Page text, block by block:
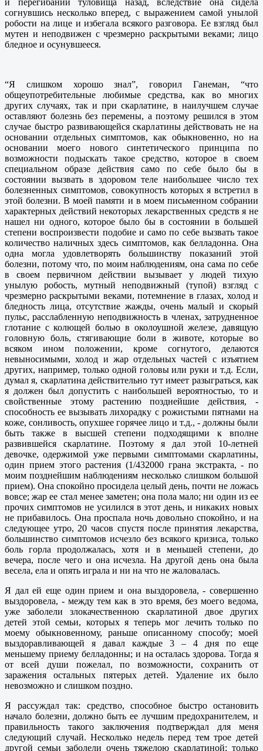
и перегибании туловища назад, вследствие она сидела
согнувшись несколько вперед, с выражением самой унылой
робости на лице и избегала всякого разговора. Ее взгляд был
мутен и неподвижен с чрезмерно раскрытыми веками; лицо
бледное и осунувшееся.
“Я слишком хорошо знал”, говорил Ганеман, “что
общеупотребительные любимые средства, как во многих
других случаях, так и при скарлатине, в наилучшем случае
оставляют болезнь без перемены, а поэтому решился в этом
случае быстро развивающейся скарлатины действовать не на
основании отдельных симптомов, как обыкновенно, но на
основании моего нового синтетического принципа по
возможности подыскать такое средство, которое в своем
специальном образе действия само по себе было бы в
состоянии вызвать в здоровом теле наибольшее число тех
болезненных симптомов, совокупность которых я встретил в
этой болезни. В моей памяти и в моем письменном собрании
характерных действий некоторых лекарственных средств я не
нашел ни одного, которое было бы в состоянии в большей
степени воспроизвести подобие и само по себе вызвать такое
количество наличных здесь симптомов, как белладонна. Она
одна могла удовлетворять большинству показаний этой
болезни, потому что, по моим наблюдениям, она сама по себе
в своем первичном действии вызывает у людей тихую
унылую робость, мутный неподвижный (тупой) взгляд с
чрезмерно раскрытыми веками, потемнение в глазах, холод и
бледность лица, отсутствие жажды, очень малый и скорый
пульс, расслабленную неподвижность в членах, затрудненное
глотание с колющей болью в околоушной железе, давящую
головную боль, стягивающие боли в животе, которые во
всяком ином положении, кроме согнутого, делаются
невыносимыми, холод и жар отдельных частей с изъятием
других, например, только одной головы или руки и т.д. Если,
думал я, скарлатина действительно тут имеет разыграться, как
я должен был допустить с наибольшей вероятностью, то и
свойственные этому растению позднейшие действия, -
способность ее вызывать лихорадку с рожистыми пятнами на
коже, сонливость, опухшее горячее лицо и т.д., - должны были
быть также в высшей степени подходящими к вполне
развившейся скарлатине. Поэтому я дал этой 10-летней
девочке, одержимой уже первыми симптомами скарлатины,
один прием этого растения (1/432000 грана экстракта, - по
моим позднейшим наблюдениям несколько слишком большой
прием). Она спокойно просидела целый день, почти не ложась
вовсе; жар ее стал менее заметен; она пола мало; ни один из ее
прочих симптомов не усилился в этот день, и никаких новых
не прибавилось. Она проспала ночь довольно спокойно, и на
следующее утро, 20 часов спустя после принятия лекарства,
большинство симптомов исчезло без всякого кризиса, только
боль горла продолжалась, хотя и в меньшей степени, до
вечера, после чего и она исчезла. На другой день она была
весела, ела и опять играла и ни на что не жаловалась.
Я дал ей еще один прием и она выздоровела, - совершенно
выздоровела, - между тем как в это время, без моего ведома,
уже заболели злокачественною скарлатиной двое других
детей этой семьи, которых я теперь мог лечить только по
моему обыкновенному, раньше описанному способу; моей
выздоравливающей я давал каждые 3 – 4 дня по еще
меньшему приему белладонны; и на осталась здорова. Тогда я
от всей души пожелал, по возможности, сохранить от
заражения остальных пятерых детей. Удаление их было
невозможно и слишком поздно.
Я рассуждал так: средство, способное быстро остановить
начало болезни, должно быть ее лучшим предохранителем, и
правильность такого заключения подтверждал для меня
следующий случай. Несколько недель перед тем трое детей
другой семьи заболели очень тяжелою скарлатиной; только